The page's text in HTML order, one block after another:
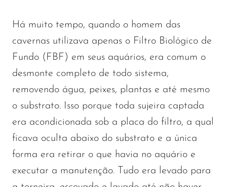
Há muito tempo, quando o homem das
cavernas utilizava apenas o Filtro Biológico de
Fundo (FBF) em seus aquários, era comum o
desmonte completo de todo sistema,
removendo água, peixes, plantas e até mesmo
o substrato. Isso porque toda sujeira captada
era acondicionada sob a placa do filtro, a qual
ficava oculta abaixo do substrato e a única
forma era retirar o que havia no aquário e
executar a manutenção. Tudo era levado para